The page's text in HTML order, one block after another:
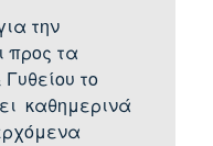
την
προς τα
το
καθημερινά